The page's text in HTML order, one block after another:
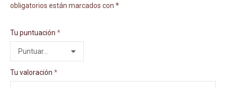
obligatorios están marcados con *
Tu puntuación *
Tu valoración *